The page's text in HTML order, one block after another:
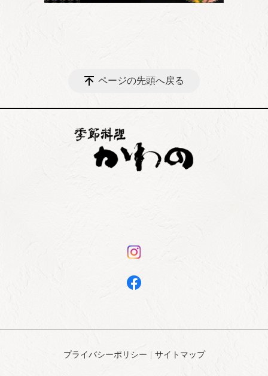
ページの先頭へ戻る
プライバシーポリシー サイトマップ